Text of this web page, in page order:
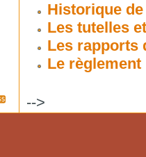
Historique de
Les tutelles
Les rapports
Le
-->